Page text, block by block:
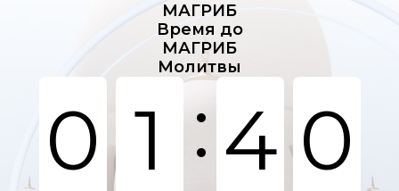
МАГРИБ
Время до
МАГРИБ
Молитвы
0 1 : 4 0